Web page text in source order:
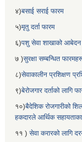
४)बसाई सराई फारम
५)मृतु दर्ता फारम
६)पशु सेवा शाखाको आबेदन
७ )सुरक्षा सम्बन्धित
८)सेवाकालीन प्रशिक्षण
९)बेरोजगार दर्ताको लागि
१०)बैदेशिक रोजगारीको
हकदारले आर्थिक
११ ) सेवा करारको लागि